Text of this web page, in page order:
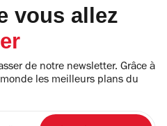
vous allez
de notre newsletter. Grâce à
les meilleurs plans du